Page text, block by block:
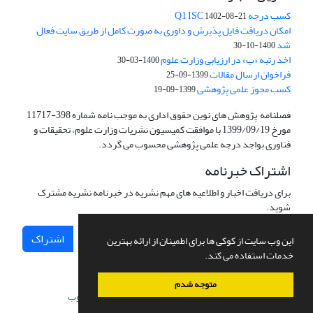
این وب سایت از کوکی ها برای اطمینان از ارائه بهترین
خدمات استفاده می کند.
متوجه شدم
کسب درجه Q1 ISC1402-08-21
امکان دریافت فایل پذیرش و داوری به صورت کامل از طریق سایت فعال
شد1400-10-30
اخذ رتبه «ب» در ارزیابی وزارت علوم1400-03-30
فراخوان ارسال مقالات1399-09-25
کسب مجوز علمی پژوهشی1399-09-19
فصلنامه پژوهش های نوین حقوق اداری به موجب نامه شماره 398-11717
مورخ 1399/09/19 با موافقت کمیسیون نشریات وزارت علوم، تحقیقات و
فناوری بواجد درجه علمی پژوهشی محسوب می گردد.
اشتراک خبرنامه
برای دریافت اخبار و اطلاعیه های مهم نشریه در خبرنامه نشریه مشترک
شوید.
اشتراک
سامانه مدیریت نشریات علمی.طراحی و پیاده سازی از سیناوب